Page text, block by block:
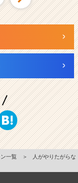
一覧 ＞
人がやりたがらな